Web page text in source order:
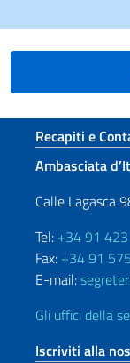
Recapiti e
Ambasciata
Calle Lagasca
Tel: +34 91
Fax: +34 91
E-mail:
Gli uffici della
Iscriviti alla